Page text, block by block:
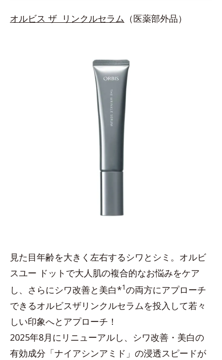
オルビス ザ リンクルセラム （医薬部外品）
見た目年齢を大きく左右するシワとシミ。オルビ
スユー ドットで大人肌の複合的なお悩みをケア
し、さらにシワ改善と美白*1の両方にアプローチ
できるオルビスザリンクルセラムを投入して若々
しい印象へとアプローチ！
2025年8月にリニューアルし、シワ改善・美白の
有効成分「ナイアシンアミド」の浸透スピードが